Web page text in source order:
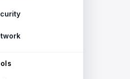
API
Risk: A User-Centric